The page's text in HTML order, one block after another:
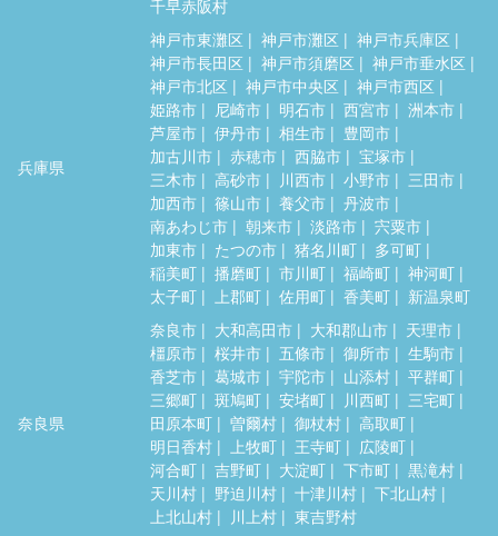
千早赤阪村
兵庫県
神戸市東灘区 神戸市灘区
神戸市兵庫区
神戸市長田区
神戸市須磨区
神戸市垂水区
神戸市北区
神戸市中央区
神戸市西区
姫路市
尼崎市 明石市 西宮市
洲本市
芦屋市
伊丹市 相生市
豊岡市
加古川市
赤穂市 西脇市
宝塚市
三木市
高砂市 川西市 小野市
三田市
加西市
篠山市 養父市
丹波市
南あわじ市
朝来市 淡路市
宍粟市
加東市
たつの市 猪名川町
多可町
稲美町
播磨町 市川町 福崎町
神河町
太子町
上郡町 佐用町 香美町 新温泉町
奈良県
奈良市 大和高田市 大和郡山市
天理市
橿原市
桜井市 五條市 御所市
生駒市
香芝市
葛城市 宇陀市 山添村
平群町
三郷町
斑鳩町 安堵町 川西町
三宅町
田原本町
曽爾村 御杖村
高取町
明日香村
上牧町 王寺町
広陵町
河合町
吉野町 大淀町 下市町
黒滝村
天川村
野迫川村 十津川村
下北山村
上北山村
川上村 東吉野村